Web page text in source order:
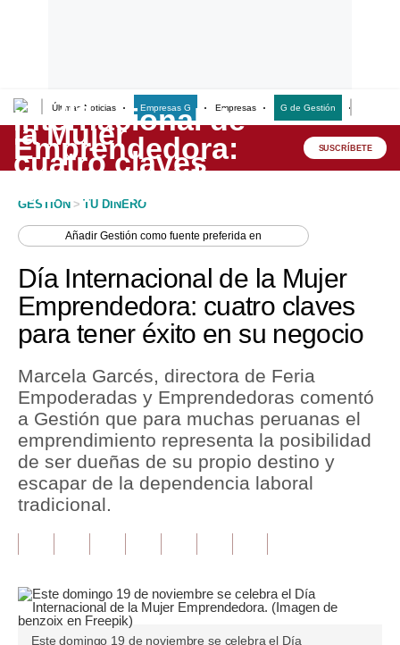
Últimas Noticias Empresas G Empresas G de Gestión
Lo último
Peru Quiosco
Economía
Mercados
Política
Finanzas Personales
Inmobiliarias
Editorial
SUSCRÍBETE
GESTION > TU DINERO
AñadirGestión como fuente preferida en
Día Internacional de la Mujer
Emprendedora: cuatro claves
para tener éxito en su negocio
Marcela Garcés, directora de Feria
Empoderadas y Emprendedoras comentó
a Gestión que para muchas peruanas el
emprendimiento representa la posibilidad
de ser dueñas de su propio destino y
escapar de la dependencia laboral
tradicional.
Este domingo 19 de noviembre se celebra el Día